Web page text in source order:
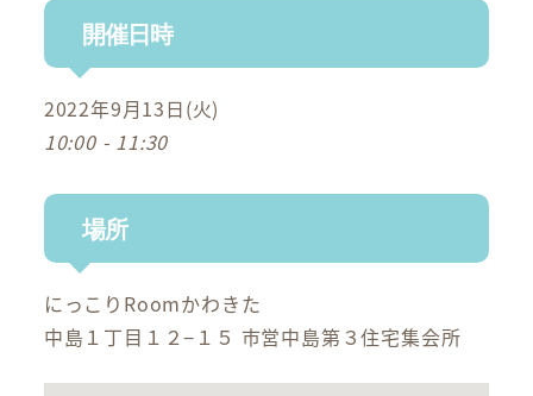
開催日時
2022年9月13日(火)
10:00 - 11:30
場所
にっこりRoomかわきた
中島１丁目１２−１５ 市営中島第３住宅集会所